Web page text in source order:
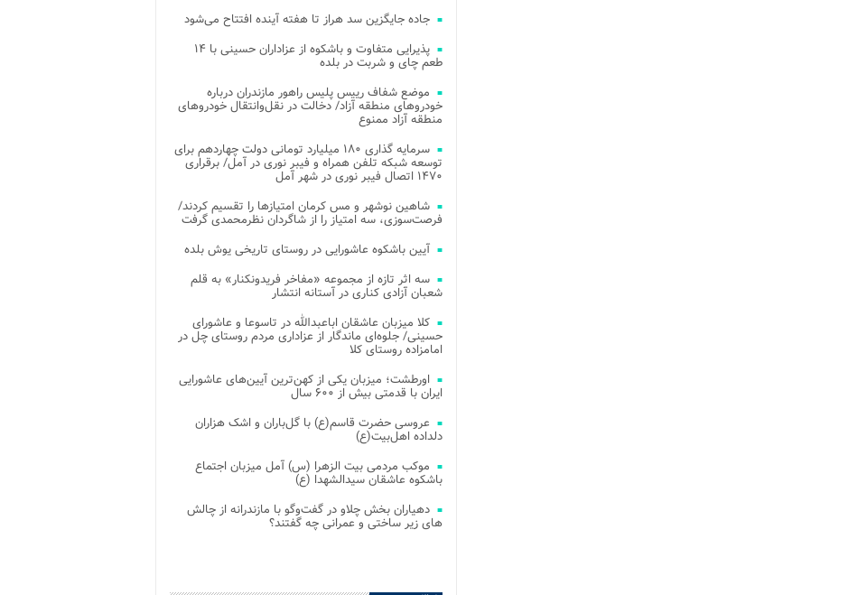
جاده جایگزین سد هراز تا هفته آینده افتتاح می‌شود
پذیرایی متفاوت و باشکوه از عزاداران حسینی با ۱۴
طعم چای و شربت در بلده
موضع شفاف رییس پلیس راهور مازندران درباره
خودروهای منطقه آزاد/ دخالت در نقل‌وانتقال خودروهای
منطقه آزاد ممنوع
سرمایه گذاری ۱۸۰ میلیارد تومانی دولت چهاردهم برای
توسعه شبکه تلفن همراه و فیبر نوری در آمل/ برقراری
۱۴۷۰ اتصال فیبر نوری در شهر آمل
شاهین نوشهر و مس کرمان امتیازها را تقسیم کردند/
فرصت‌سوزی، سه امتیاز را از شاگردان نظرمحمدی گرفت
آیین باشکوه عاشورایی در روستای تاریخی یوش بلده
سه اثر تازه از مجموعه «مفاخر فریدونکنار» به قلم
شعبان آزادی کناری در آستانه انتشار
کلا میزبان عاشقان اباعبدالله در تاسوعا و عاشورای
حسینی/ جلوه‌ای ماندگار از عزاداری مردم روستای چل در
امامزاده روستای کلا
اورطشت؛ میزبان یکی از کهن‌ترین آیین‌های عاشورایی
ایران با قدمتی بیش از ۶۰۰ سال
عروسی حضرت قاسم(ع) با گل‌باران و اشک هزاران
دلداده اهل‌بیت(ع)
موکب مردمی بیت‌ الزهرا (س) آمل میزبان اجتماع
باشکوه عاشقان سیدالشهدا (ع)
دهیاران بخش چلاو در گفت‌وگو با مازندرانه از چالش
های زیر ساختی و عمرانی چه گفتند؟